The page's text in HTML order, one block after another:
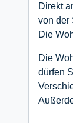
Direkt
von der
Die
Die
dürfen